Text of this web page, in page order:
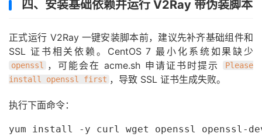
四、安装基础依赖并运行 V2Ray 带伪装脚本
正式运行 V2Ray 一键安装脚本前，建议先补齐基础组件和
SSL 证书相关依赖。CentOS 7 最小化系统如果缺少
openssl ，可能会在 acme.sh 申请证书时提示
Please
install openssl first ，导致 SSL 证书生成失败。
执行下面命令：
yum install -y curl wget openssl openssl-